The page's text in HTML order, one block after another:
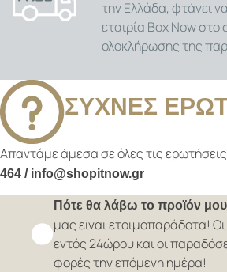
την Ελλάδα, φτάνει
εταιρία Box Now στο
ολοκλήρωσης της
ΣΥΧΝΕΣ
Απαντάμε άμεσα σε όλες τις
464 / info@shopitnow.gr
Πότε θα λάβω το προϊόν
μας είναι ετοιμοπαράδοτα!
εντός 24ώρου και οι
φορές την επόμενη ημέρα!